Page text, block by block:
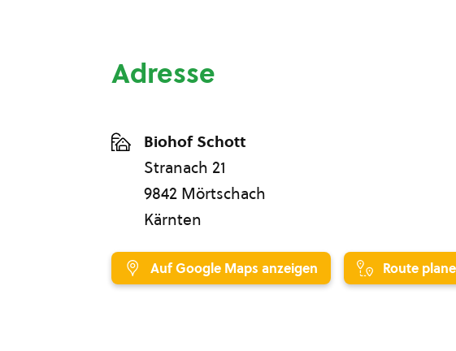
Adresse
Biohof Schott
Stranach 21
9842 Mörtschach
Kärnten
Auf Google Maps anzeigen Route